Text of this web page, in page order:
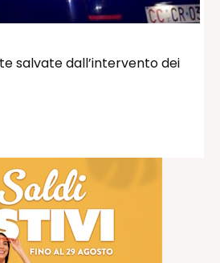
salvate dall’intervento dei